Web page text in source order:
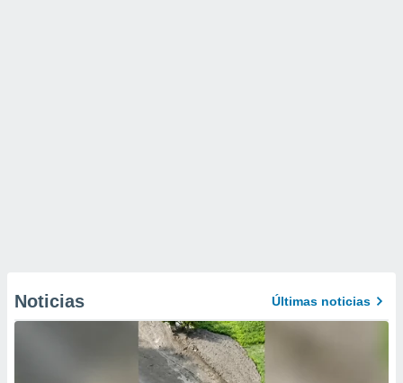
Noticias Últimas noticias